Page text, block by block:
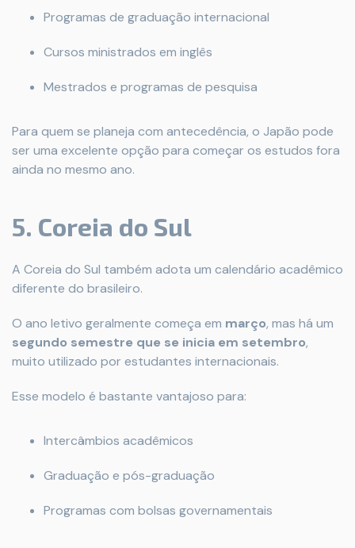
Programas de graduação internacional
Cursos ministrados em inglês
Mestrados e programas de pesquisa
Para quem se planeja com antecedência, o Japão pode
ser uma excelente opção para começar os estudos fora
ainda no mesmo ano.
5. Coreia do Sul
A Coreia do Sul também adota um calendário acadêmico
diferente do brasileiro.
O ano letivo geralmente começa em março, mas há um
segundo semestre que se inicia em setembro,
muito utilizado por estudantes internacionais.
Esse modelo é bastante vantajoso para:
Intercâmbios acadêmicos
Graduação e pós-graduação
Programas com bolsas governamentais